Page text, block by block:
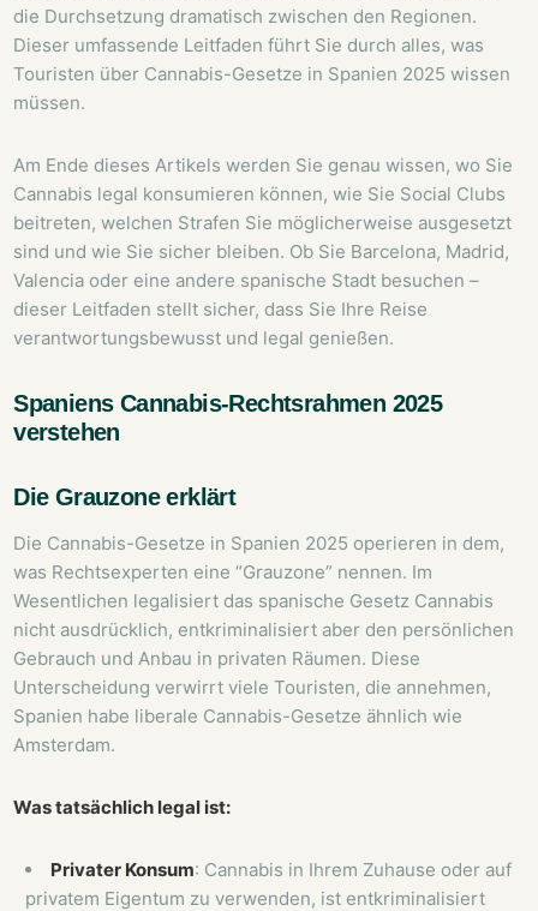
die Durchsetzung dramatisch zwischen den Regionen.
Dieser umfassende Leitfaden führt Sie durch alles, was
Touristen über Cannabis-Gesetze in Spanien 2025 wissen
müssen.
Am Ende dieses Artikels werden Sie genau wissen, wo Sie
Cannabis legal konsumieren können, wie Sie Social Clubs
beitreten, welchen Strafen Sie möglicherweise ausgesetzt
sind und wie Sie sicher bleiben. Ob Sie Barcelona, Madrid,
Valencia oder eine andere spanische Stadt besuchen –
dieser Leitfaden stellt sicher, dass Sie Ihre Reise
verantwortungsbewusst und legal genießen.
Spaniens Cannabis-Rechtsrahmen 2025
verstehen
Die Grauzone erklärt
Die Cannabis-Gesetze in Spanien 2025 operieren in dem,
was Rechtsexperten eine “Grauzone” nennen. Im
Wesentlichen legalisiert das spanische Gesetz Cannabis
nicht ausdrücklich, entkriminalisiert aber den persönlichen
Gebrauch und Anbau in privaten Räumen. Diese
Unterscheidung verwirrt viele Touristen, die annehmen,
Spanien habe liberale Cannabis-Gesetze ähnlich wie
Amsterdam.
Was tatsächlich legal ist:
Privater Konsum: Cannabis in Ihrem Zuhause oder auf
privatem Eigentum zu verwenden, ist entkriminalisiert